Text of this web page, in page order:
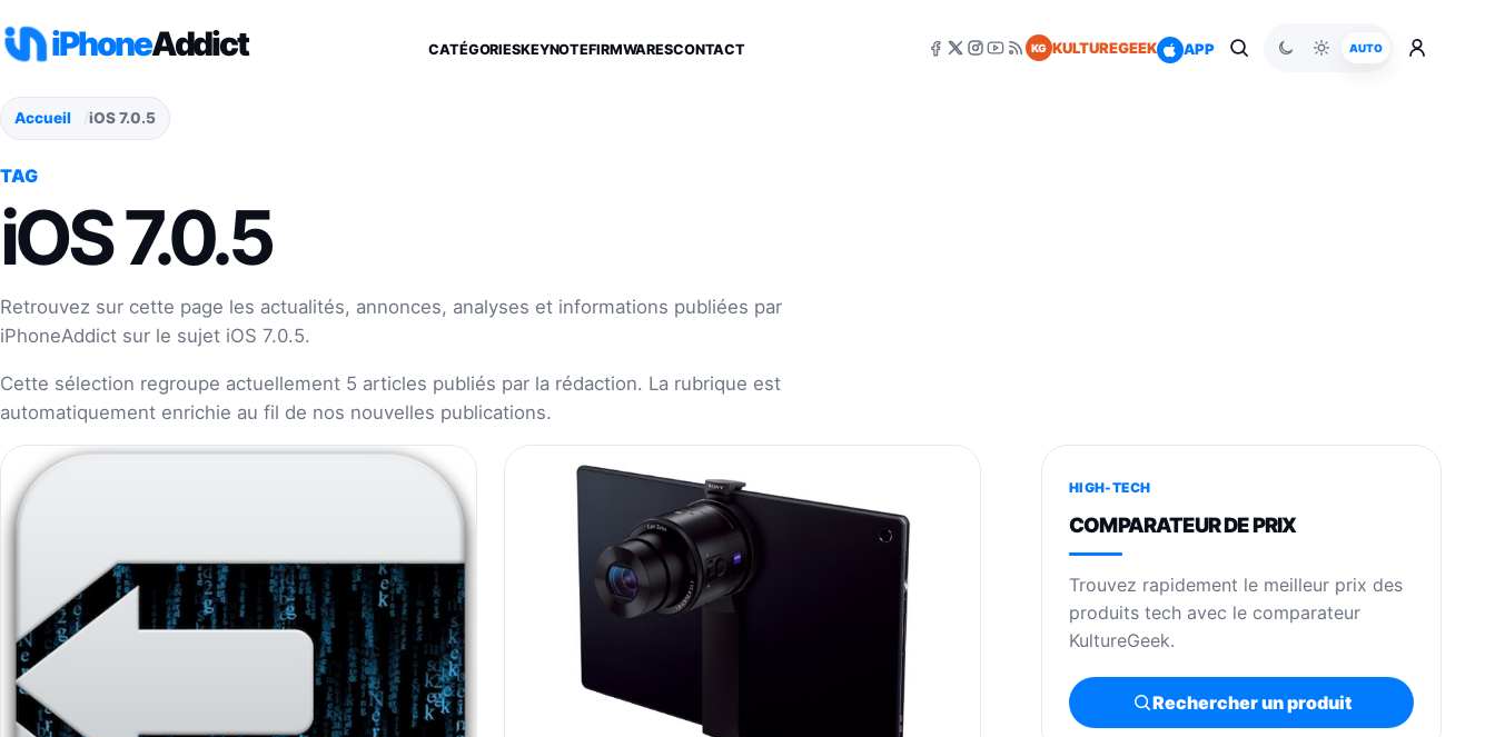
iPhoneAddict CATÉGORIESKEYNOTEFIRMWARESCONTACT KG KULTUREGEEK APP AUTO
Accueil iOS 7.0.5
TAG
iOS 7.0.5
Retrouvez sur cette page les actualités, annonces, analyses et informations publiées par
iPhoneAddict sur le sujet iOS 7.0.5.
Cette sélection regroupe actuellement 5 articles publiés par la rédaction. La rubrique est
automatiquement enrichie au fil de nos nouvelles publications.
HIGH-TECH
COMPARATEUR DE PRIX
Trouvez rapidement le meilleur prix des
produits tech avec le comparateur
KultureGeek.
Rechercher un produit